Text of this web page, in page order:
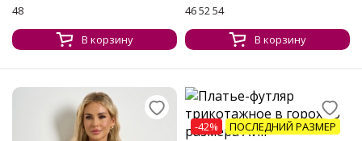
48
В корзину
46 52 54
В корзину
-42% ПОСЛЕДНИЙ РАЗМЕР